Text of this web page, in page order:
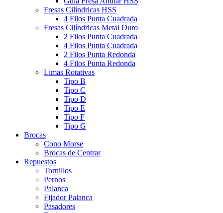
Fresas Cilíndricas HSS
4 Filos Punta Cuadrada
Fresas Cilíndricas Metal Duro
2 Filos Punta Cuadrada
4 Filos Punta Cuadrada
2 Filos Punta Redonda
4 Filos Punta Redonda
Limas Rotativas
Tipo B
Tipo C
Tipo D
Tipo E
Tipo F
Tipo G
Brocas
Cono Morse
Brocas de Centrar
Repuestos
Tornillos
Pernos
Palanca
Fijador Palanca
Pasadores